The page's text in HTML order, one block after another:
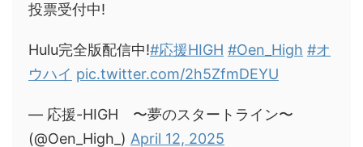
投票受付中!
Hulu完全版配信中!#応援HIGH #Oen_High #オ
ウハイ pic.twitter.com/2h5ZfmDEYU
— 応援-HIGH 〜夢のスタートライン〜
(@Oen_High_) April 12, 2025